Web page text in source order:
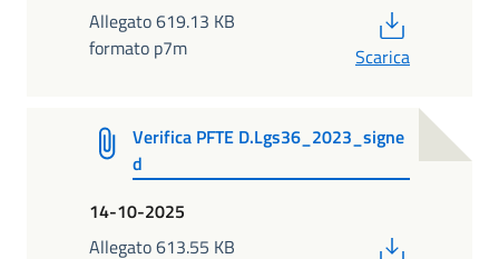
Allegato 619.13 KB
formato p7m
Scarica
Verifica PFTE D.Lgs36_2023_signe
d
14-10-2025
Allegato 613.55 KB